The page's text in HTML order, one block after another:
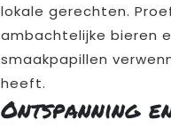
lokale gerechten.
ambachtelijke bieren
smaakpapillen
heeft.
Ontspanning